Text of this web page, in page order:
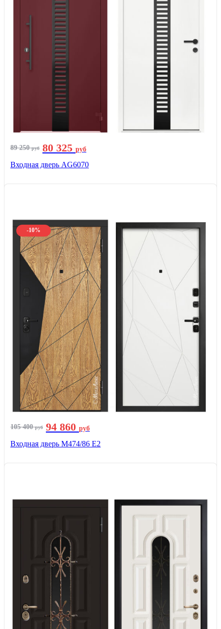
89 250руб 80 325 руб
Входная дверь AG6070
-10%
105 400руб 94 860 руб
Входная дверь М474/86 Е2